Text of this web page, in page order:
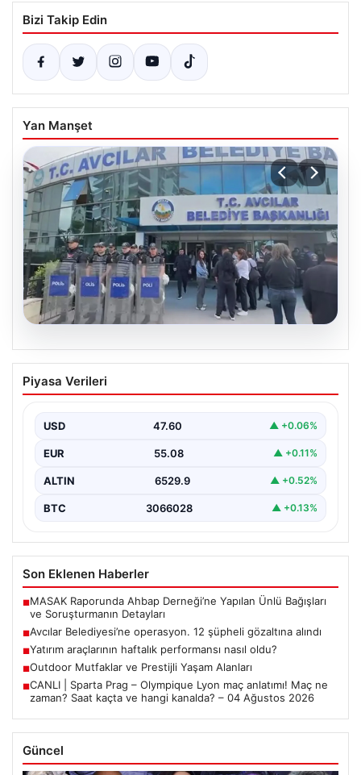
Bizi Takip Edin
Yan Manşet
Avcılar Belediyesi’ne operasyon. 12
şüpheli gözaltına alındı
Piyasa Verileri
USD 47.60 ▲ +0.06%
EUR 55.08 ▲ +0.11%
ALTIN 6529.9 ▲ +0.52%
BTC 3066028 ▲ +0.13%
Son Eklenen Haberler
■MASAK Raporunda Ahbap Derneği’ne Yapılan Ünlü Bağışları
ve Soruşturmanın Detayları
■Avcılar Belediyesi’ne operasyon. 12 şüpheli gözaltına alındı
■Yatırım araçlarının haftalık performansı nasıl oldu?
■Outdoor Mutfaklar ve Prestijli Yaşam Alanları
■CANLI | Sparta Prag – Olympique Lyon maç anlatımı! Maç ne
zaman? Saat kaçta ve hangi kanalda? – 04 Ağustos 2026
Güncel